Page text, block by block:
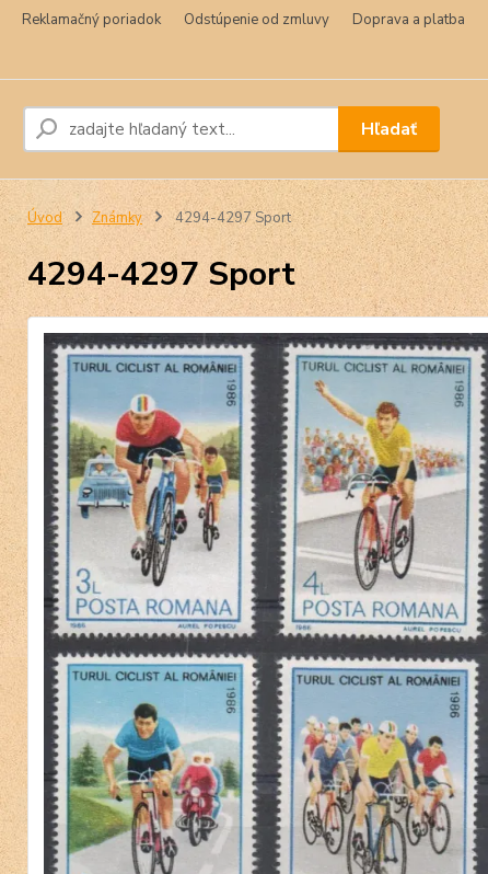
Reklamačný poriadok Odstúpenie od zmluvy Doprava a platba
Hľadať
Úvod Známky 4294-4297 Sport
4294-4297 Sport